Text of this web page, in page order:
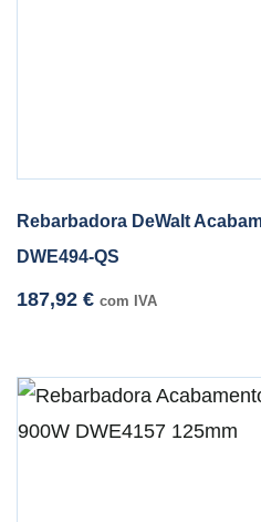
Rebarbadora DeWalt
DWE494-QS
187,92 € com IVA